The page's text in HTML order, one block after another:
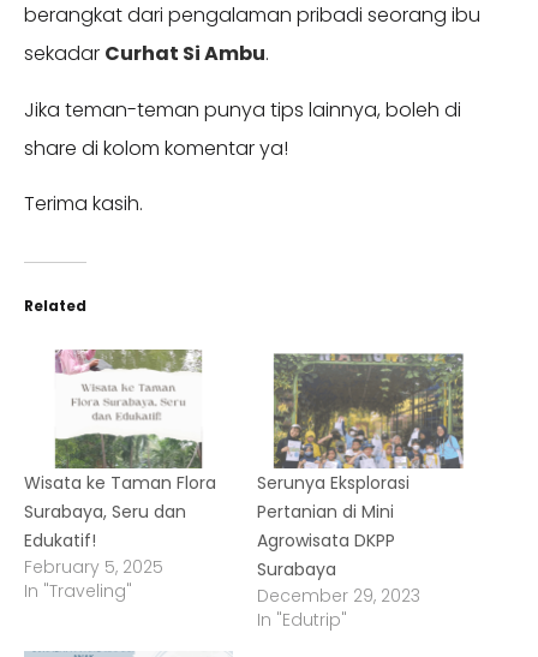
berangkat dari pengalaman pribadi seorang ibu
sekadar Curhat Si Ambu.
Jika teman-teman punya tips lainnya, boleh di
share di kolom komentar ya!
Terima kasih.
Related
Wisata ke Taman Flora
Surabaya, Seru dan
Edukatif!
February 5, 2025
In "Traveling"
Serunya Eksplorasi
Pertanian di Mini
Agrowisata DKPP
Surabaya
December 29, 2023
In "Edutrip"